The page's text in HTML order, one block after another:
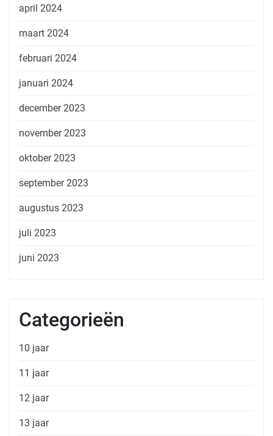
april 2024
maart 2024
februari 2024
januari 2024
december 2023
november 2023
oktober 2023
september 2023
augustus 2023
juli 2023
juni 2023
Categorieën
10 jaar
11 jaar
12 jaar
13 jaar